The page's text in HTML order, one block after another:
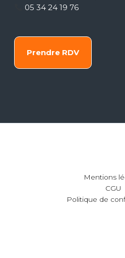
05 34 24 19 76
Prendre RDV
Mentions
CGU
Politique de